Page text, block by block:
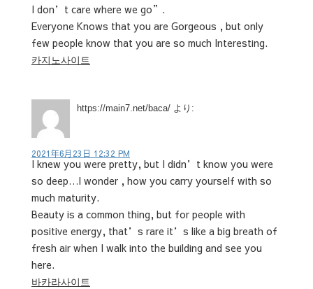
I don’t care where we go”.
Everyone Knows that you are Gorgeous , but only
few people know that you are so much Interesting.
카지노사이트
https://main7.net/baca/ より:
2021年6月23日 12:32 PM
I knew you were pretty, but I didn’t know you were
so deep…I wonder , how you carry yourself with so
much maturity.
Beauty is a common thing, but for people with
positive energy, that’s rare it’s like a big breath of
fresh air when I walk into the building and see you
here.
바카라사이트